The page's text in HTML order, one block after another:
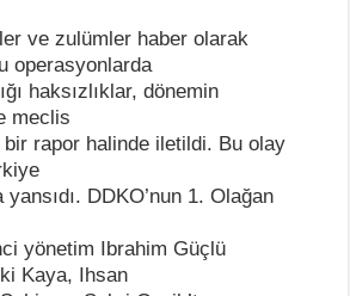
ve zulümler haber olarak
operasyonlarda
haksızlıklar, dönemin
meclis
bir rapor halinde iletildi. Bu olay
yansıdı. DDKO’nun 1. Olağan
yönetim Ibrahim Güçlü
Kaya, Ihsan